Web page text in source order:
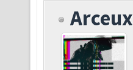
Arceux